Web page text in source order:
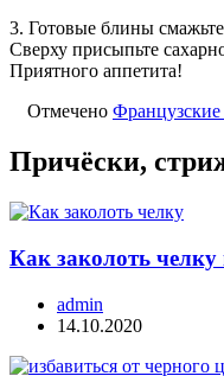
3. Готовые блины
Сверху присыпьте
Приятного аппетита!
Отмечено
Причёски,
Как заколоть
admin
14.10.2020